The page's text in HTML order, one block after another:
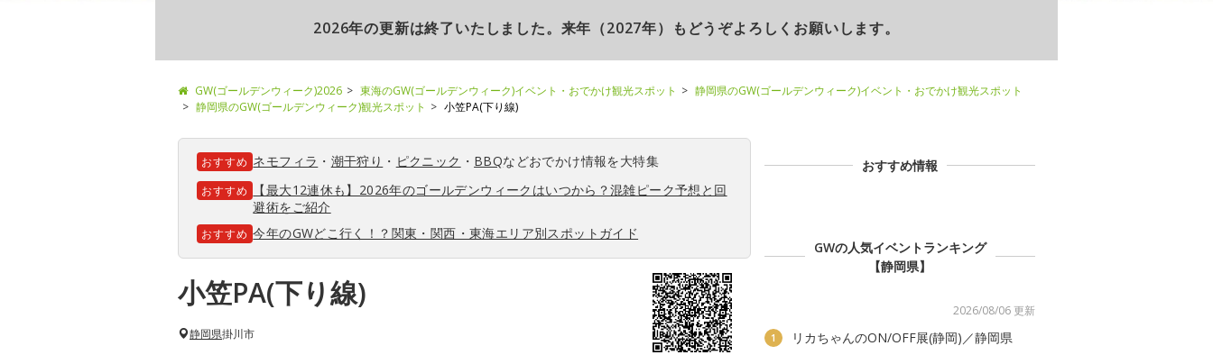
2026年の更新は終了いたしました。来年（2027年）もどうぞよろしくお願いします。
GW(ゴールデンウィーク)2026 東海のGW(ゴールデンウィーク)イベント・おでかけ観光スポット
静岡県のGW(ゴールデンウィーク)イベント・おでかけ観光スポット
静岡県のGW(ゴールデンウィーク)観光スポット
小笠PA(下り線)
おすすめ ネモフィラ ・ 潮干狩り ・ ピクニック ・ BBQなどおでかけ情報を大特集
おすすめ
【最大12連休も】2026年のゴールデンウィークはいつから？混雑ピーク予想と回
避術をご紹介
おすすめ 今年のGWどこ行く！？関東・関西・東海エリア別スポットガイド
小笠PA(下り線)
静岡県掛川市
おすすめ情報
GWの人気イベントランキング
【静岡県】
2026/08/06 更新
1 リカちゃんのON/OFF展(静岡)／静岡県